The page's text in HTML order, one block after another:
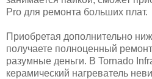
Pro для ремонта больших плат.
Приобретая дополнительно
получаете полноценный
разумные деньги. В Tornado
керамический нагреватель